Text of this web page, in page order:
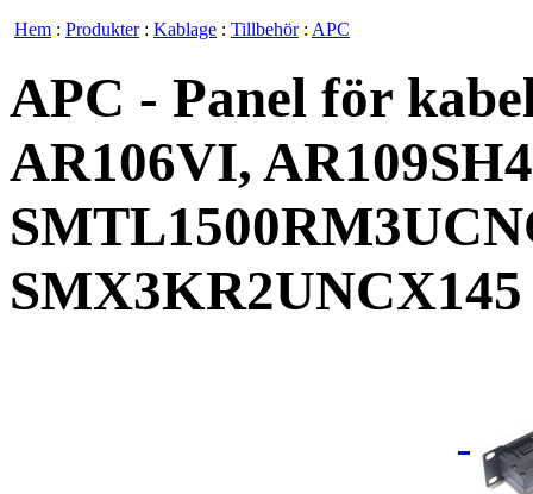
Hem : Produkter: Kablage : Tillbehör: APC
APC - Panel för
AR106VI,
SMX3KR2UNCX145